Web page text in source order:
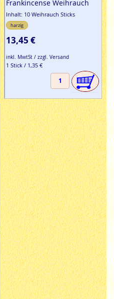
Frankincense Weihrauch
Inhalt: 10 Weihrauch Sticks
harzig
13,45 €
inkl. MwtSt / zzgl. Versand
1 Stick / 1,35 €